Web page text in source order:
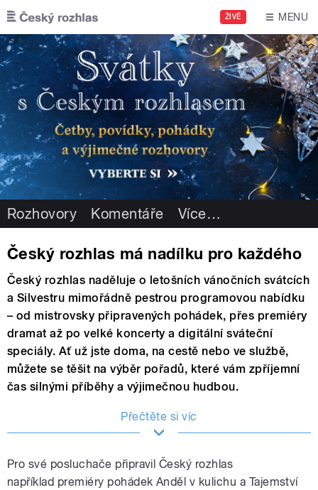
Přejít k hlavnímu obsahu
ŽIVĚ MENU
Rozhovory Komentáře Více…
Český rozhlas má nadílku pro každého
Český rozhlas naděluje o letošních vánočních svátcích
a Silvestru mimořádně pestrou programovou nabídku
– od mistrovsky připravených pohádek, přes premiéry
dramat až po velké koncerty a digitální sváteční
speciály. Ať už jste doma, na cestě nebo ve službě,
můžete se těšit na výběr pořadů, které vám zpříjemní
čas silnými příběhy a výjimečnou hudbou.
Přečtěte si víc
Pro své posluchače připravil Český rozhlas
například premiéry pohádek Anděl v kulichu a Tajemství